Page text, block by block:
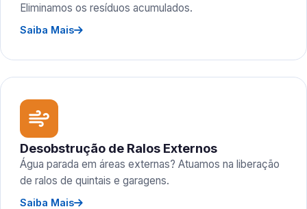
Eliminamos os resíduos acumulados.
Saiba Mais
Desobstrução de Ralos Externos
Água parada em áreas externas? Atuamos na liberação
de ralos de quintais e garagens.
Saiba Mais